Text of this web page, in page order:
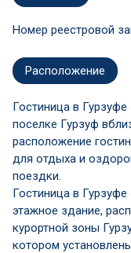
Номер реестровой
Расположение
Гостиница в Гурзуфе
поселке Гурзуф
расположение
для отдыха и
поездки.
Гостиница в
этажное здание,
курортной зоны
котором